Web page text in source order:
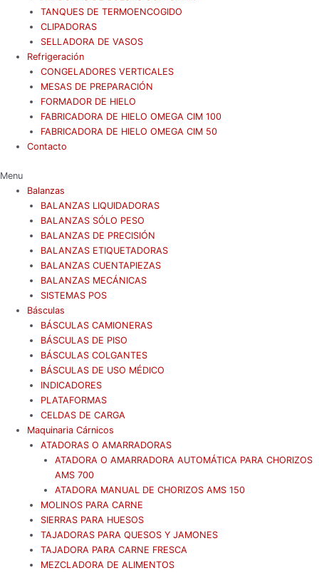
TANQUES DE TERMOENCOGIDO
CLIPADORAS
SELLADORA DE VASOS
Refrigeración
CONGELADORES VERTICALES
MESAS DE PREPARACIÓN
FORMADOR DE HIELO
FABRICADORA DE HIELO OMEGA CIM 100
FABRICADORA DE HIELO OMEGA CIM 50
Contacto
Menu
Balanzas
BALANZAS LIQUIDADORAS
BALANZAS SÓLO PESO
BALANZAS DE PRECISIÓN
BALANZAS ETIQUETADORAS
BALANZAS CUENTAPIEZAS
BALANZAS MECÁNICAS
SISTEMAS POS
Básculas
BÁSCULAS CAMIONERAS
BÁSCULAS DE PISO
BÁSCULAS COLGANTES
BÁSCULAS DE USO MÉDICO
INDICADORES
PLATAFORMAS
CELDAS DE CARGA
Maquinaria Cárnicos
ATADORAS O AMARRADORAS
ATADORA O AMARRADORA AUTOMÁTICA PARA CHORIZOS
AMS 700
ATADORA MANUAL DE CHORIZOS AMS 150
MOLINOS PARA CARNE
SIERRAS PARA HUESOS
TAJADORAS PARA QUESOS Y JAMONES
TAJADORA PARA CARNE FRESCA
MEZCLADORA DE ALIMENTOS